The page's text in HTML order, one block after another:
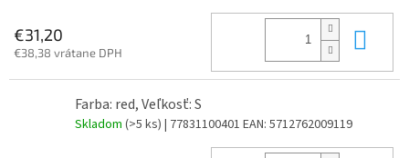
€31,20
€38,38 vrátane DPH
Farba: red, Veľkosť: S
Skladom (>5 ks) | 77831100401 EAN: 5712762009119